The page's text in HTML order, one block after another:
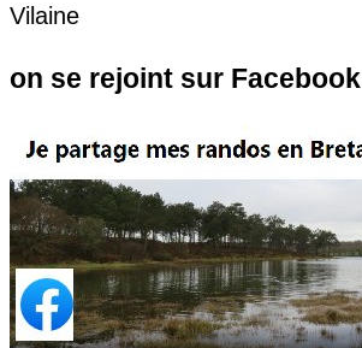
Vilaine
on se rejoint sur Facebook